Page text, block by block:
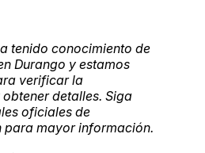
tenido conocimiento de
Durango y estamos
verificar la
detalles. Siga
oficiales de
para mayor información.